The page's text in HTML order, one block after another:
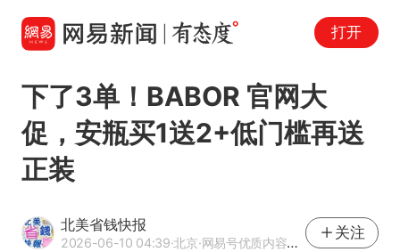
打开
下了3单！BABOR 官网大
促，安瓶买1送2+低门槛再送
正装
北美省钱快报
2026-06-10 04:39·北京·网易号优质内容创作者
关注